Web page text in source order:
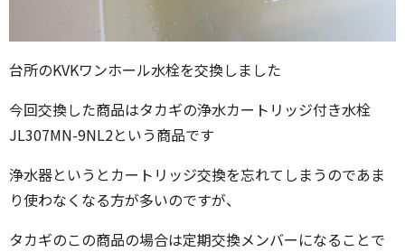
台所のKVKワンホール水栓を交換しました
今回交換した商品はタカギの浄水カートリッジ付き水栓
JL307MN-9NL2という商品です
浄水器というとカートリッジ交換を忘れてしまうのであま
り使わなくなる方が多いのですが、
タカギのこの商品の場合は定期交換メンバーになることで